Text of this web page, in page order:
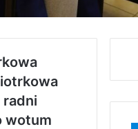
radni
wotum